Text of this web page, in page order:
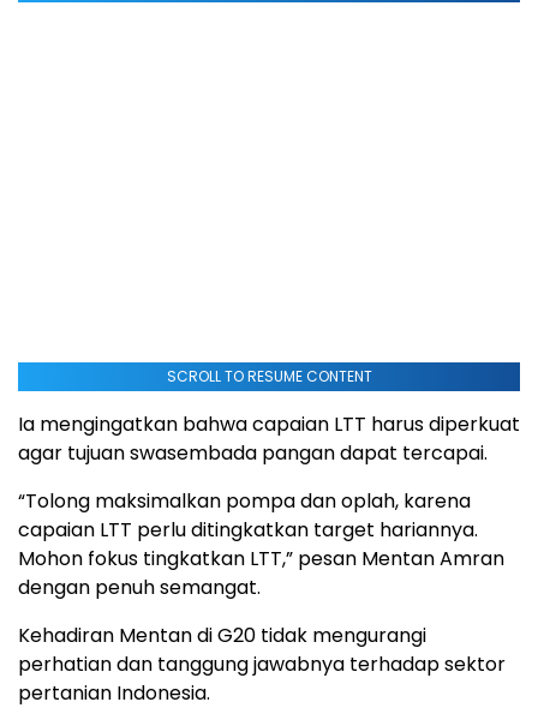
SCROLL TO RESUME CONTENT
Ia mengingatkan bahwa capaian LTT harus diperkuat
agar tujuan swasembada pangan dapat tercapai.
“Tolong maksimalkan pompa dan oplah, karena
capaian LTT perlu ditingkatkan target hariannya.
Mohon fokus tingkatkan LTT,” pesan Mentan Amran
dengan penuh semangat.
Kehadiran Mentan di G20 tidak mengurangi
perhatian dan tanggung jawabnya terhadap sektor
pertanian Indonesia.